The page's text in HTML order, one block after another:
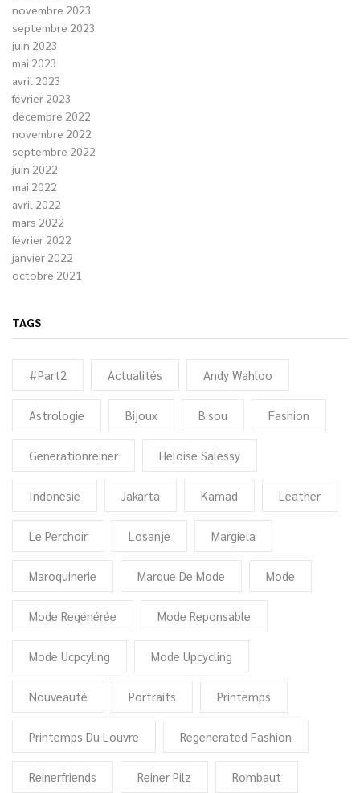
novembre 2023
septembre 2023
juin 2023
mai 2023
avril 2023
février 2023
décembre 2022
novembre 2022
septembre 2022
juin 2022
mai 2022
avril 2022
mars 2022
février 2022
janvier 2022
octobre 2021
TAGS
#Part2 Actualités Andy Wahloo
Astrologie Bijoux Bisou Fashion
Generationreiner Heloise Salessy
Indonesie Jakarta Kamad Leather
Le Perchoir Losanje Margiela
Maroquinerie Marque De Mode Mode
Mode Regénérée Mode Reponsable
Mode Ucpcyling Mode Upcycling
Nouveauté Portraits Printemps
Printemps Du Louvre Regenerated Fashion
Reinerfriends Reiner Pilz Rombaut